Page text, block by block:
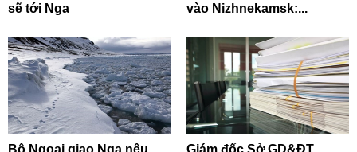
sẽ tới Nga
vào Nizhnekamsk:...
Bộ Ngoại giao Nga nêu Giám đốc Sở GD&ĐT